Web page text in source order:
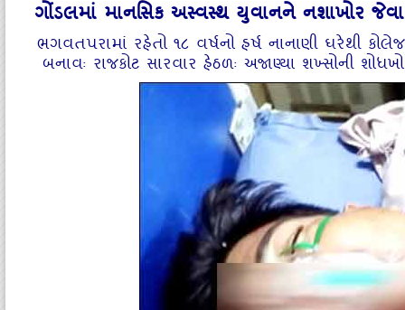
ગોંડલમાં માનસિક અસ્‍વસ્‍થ યુવાનને નશાખોર
ભગવતપરામાં રહેતો ૧૮ વર્ષનો હર્ષ નાનાણી ઘરેથી
બનાવઃ રાજકોટ સારવાર હેઠળઃ અજાણ્‍યા શખ્‍સોની